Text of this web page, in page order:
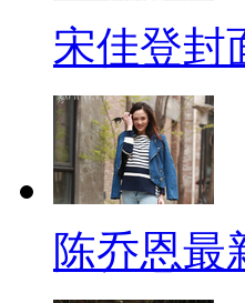
宋佳登封
陈乔恩最